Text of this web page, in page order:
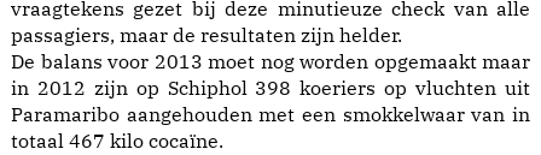
vraagtekens gezet bij deze minutieuze check van alle
passagiers, maar de resultaten zijn helder.
De balans voor 2013 moet nog worden opgemaakt maar
in 2012 zijn op Schiphol 398 koeriers op vluchten uit
Paramaribo aangehouden met een smokkelwaar van in
totaal 467 kilo cocaïne.